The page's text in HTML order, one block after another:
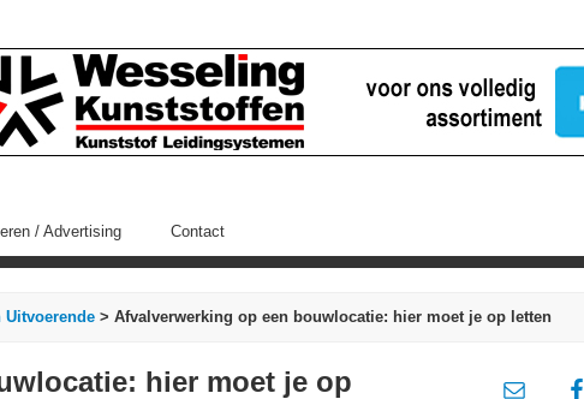
/ Advertising Contact
Uitvoerende > Afvalverwerking op een bouwlocatie: hier moet je op letten
hier moet je op